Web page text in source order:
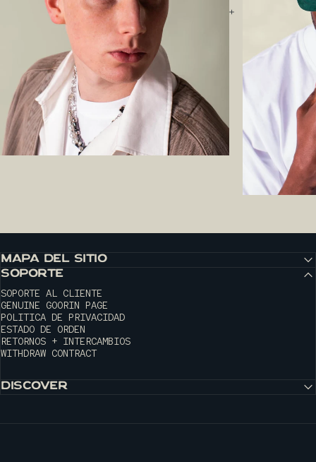
MAPA DEL SITIO
SOPORTE
SOPORTE AL CLIENTE
GENUINE GOORIN PAGE
POLITICA DE PRIVACIDAD
ESTADO DE ORDEN
RETORNOS + INTERCAMBIOS
WITHDRAW CONTRACT
DISCOVER